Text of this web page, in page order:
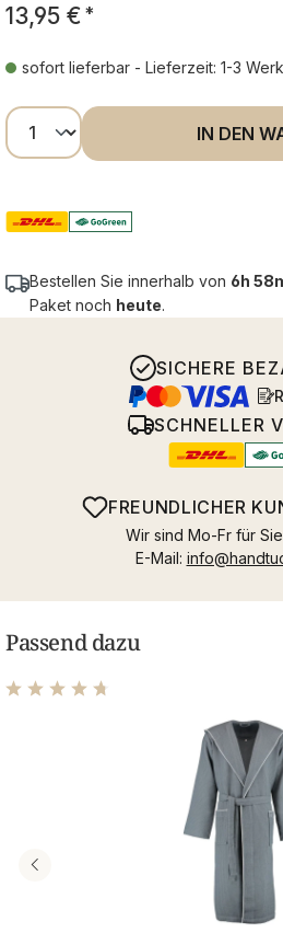
13,95 € *
sofort lieferbar - Lieferzeit: 1-3
Produkt Anzahl: Gib
IN DEN
Bestellen Sie innerhalb von 6h
Paket noch heute.
SICHERE
SCHNELLER
FREUNDLICHER
Wir sind Mo-Fr für
E-Mail:
Passend dazu
Durchschnittliche Bewertung